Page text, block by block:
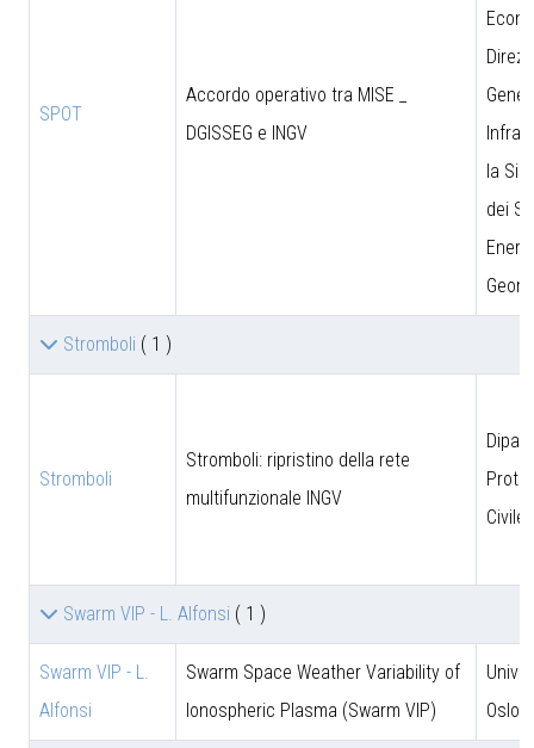
SPOT
Accordo operativo tra MISE _
DGISSEG e INGV
la
dei
Stromboli ( 1 )
Stromboli
Stromboli: ripristino della rete
multifunzionale INGV
Civile
Swarm VIP - L. Alfonsi ( 1 )
Swarm VIP - L.
Alfonsi
Swarm Space Weather Variability of
Ionospheric Plasma (Swarm VIP)
Oslo